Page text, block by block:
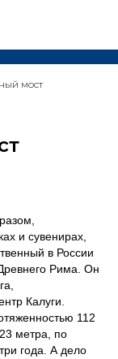
мост
и сувенирах,
в России
Рима. Он
Калуги.
112
метра, по
года. А дело